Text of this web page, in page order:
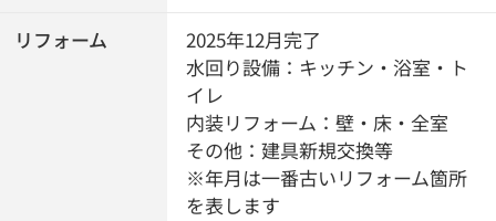
リフォーム
2025年12月完了
水回り設備：キッチン・浴室・ト
イレ
内装リフォーム：壁・床・全室
その他：建具新規交換等
※年月は一番古いリフォーム箇所
を表します